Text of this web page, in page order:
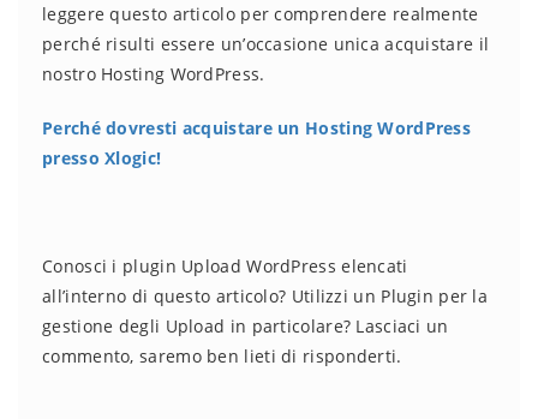
leggere questo articolo per comprendere realmente
perché risulti essere un’occasione unica acquistare il
nostro Hosting WordPress.
Perché dovresti acquistare un Hosting WordPress
presso Xlogic!
Conosci i plugin Upload WordPress elencati
all’interno di questo articolo? Utilizzi un Plugin per la
gestione degli Upload in particolare? Lasciaci un
commento, saremo ben lieti di risponderti.